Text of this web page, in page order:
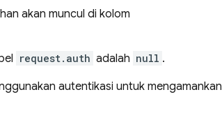
akan muncul di kolom
request.auth adalah null .
autentikasi untuk mengamankan